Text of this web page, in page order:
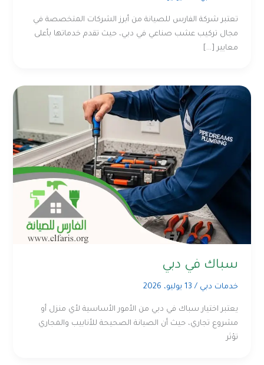
تعتبر شركة الفارس للصيانة من أبرز الشركات المتخصصة في
مجال تركيب عشب صناعي في دبي، حيث تقدم خدماتها بأعلى
معايير […]
سباك في دبي
خدمات دبي / 13 يوليو، 2026
يعتبر اختيار سباك في دبي من الأمور الأساسية لأي منزل أو
مشروع تجاري، حيث أن الصيانة الصحيحة للأنابيب والمجاري
تؤثر